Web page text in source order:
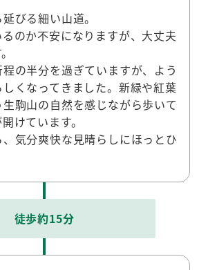
びる細い山道。
のか不安になりますが、大丈夫
の半分を過ぎていますが、よう
くなってきました。新緑や紅葉
駒山の自然を感じながら歩いて
けています。
気分爽快な見晴らしにほっとひ
徒歩約15分